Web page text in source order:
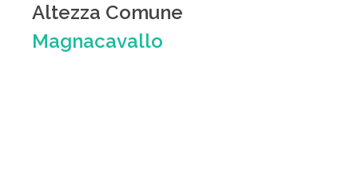
Altezza Comune
Magnacavallo